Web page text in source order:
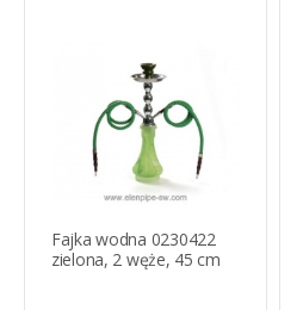
Fajka wodna 0230422
zielona, 2 węże, 45 cm